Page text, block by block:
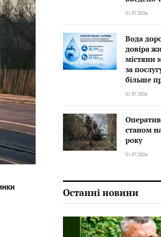
31.07.2026
Вода
довіра
містяни
за
більше
31.07.2026
станом
року
31.07.2026
Останні новини